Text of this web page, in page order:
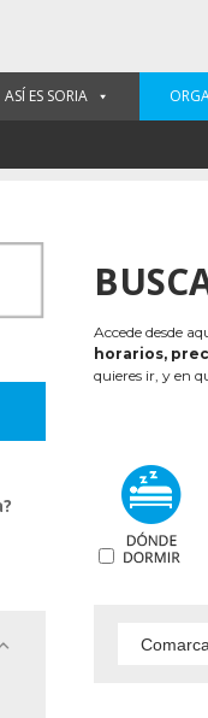
ASÍ ES SORIA
Accede desde
horarios,
quieres ir, y en